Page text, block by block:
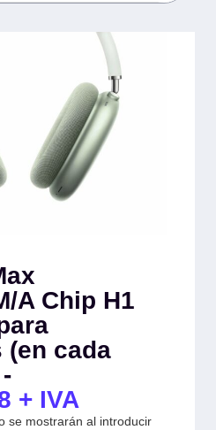
A Chip H1
(en cada
+ IVA
se mostrarán al introducir